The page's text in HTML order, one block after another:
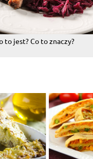
to jest? Co to znaczy?